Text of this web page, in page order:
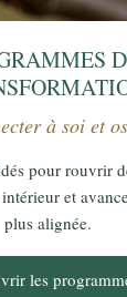
à soi et
pour rouvrir
et
plus alignée.
les